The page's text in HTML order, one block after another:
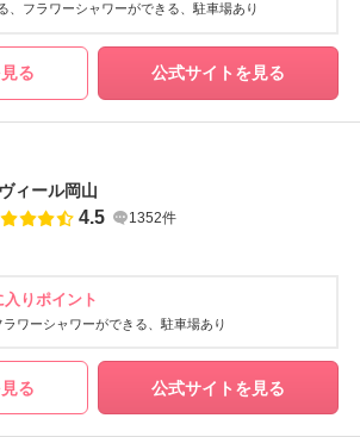
フラワーシャワーができる 駐車場あり
る 公式サイトを見る
ィール岡山
4.5 1352件
りポイント
ラワーシャワーができる 駐車場あり
る 公式サイトを見る